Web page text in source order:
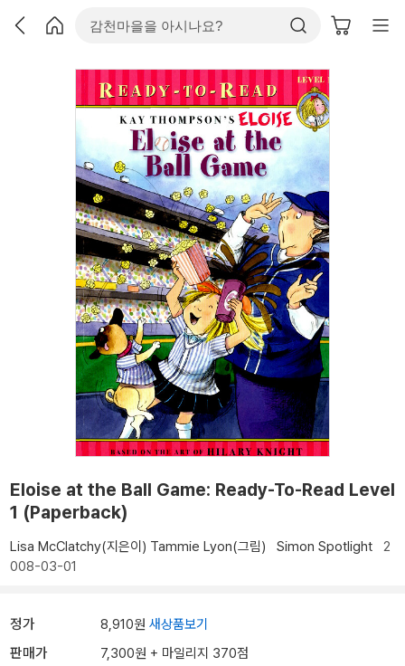
Eloise at the Ball Game: Ready-To-Read Level
1 (Paperback)
Lisa McClatchy(지은이) Tammie Lyon(그림) Simon Spotlight 2
008-03-01
정가 8,910원 새상품보기
판매가 7,300원 + 마일리지 370점